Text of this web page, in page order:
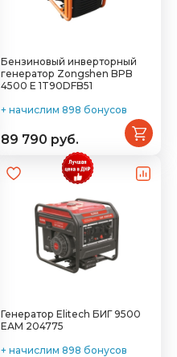
Бензиновый инверторный
генератор Zongshen BPB
4500 E 1T90DFB51
+ начислим 898 бонусов
89 790 руб.
Генератор Elitech БИГ 9500
ЕАМ 204775
+ начислим 898 бонусов